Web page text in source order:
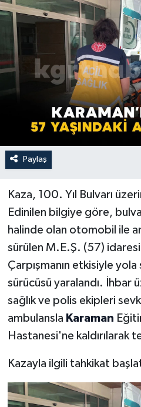
Paylaş
Kaza, 100. Yıl Bulvarı
Edinilen bilgiye göre,
halinde olan otomobil ile
sürülen M.E.Ş. (57)
Çarpışmanın etkisiyle
sürücüsü yaralandı. İhbar
sağlık ve polis ekipleri
ambulansla Karaman
Hastanesi'ne kaldırılarak
Kazayla ilgili tahkikat